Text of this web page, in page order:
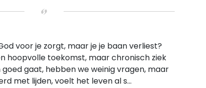
voor je zorgt, maar je je baan verliest?
hoopvolle toekomst, maar chronisch ziek
gaat, hebben we weinig vragen, maar
met lijden, voelt het leven al s...